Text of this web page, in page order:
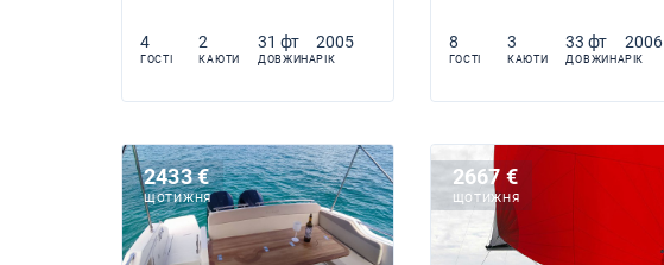
4
ГОСТІ
2
КАЮТИ
31 фт
ДОВЖИНА
2005
РІК
8
ГОСТІ
3
КАЮТИ
33 фт
ДОВЖИНА
2006
РІК
2433 €
ЩОТИЖНЯ
2667 €
ЩОТИЖНЯ